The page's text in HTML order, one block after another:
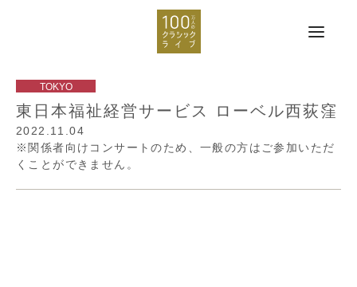
東日本福祉経営サービス ローベル西荻窪
2022.11.04
※関係者向けコンサートのため、一般の方はご参加いただ
くことができません。